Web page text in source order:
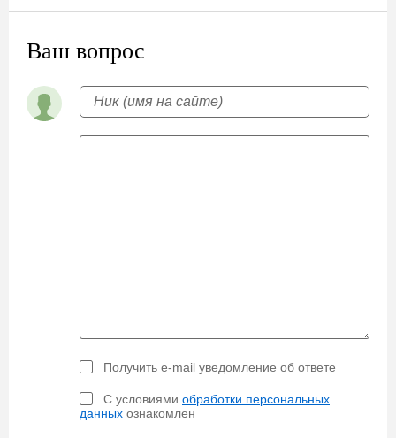
Ваш вопрос
Получить e-mail уведомление об ответе
С условиями обработки персональных
данных ознакомлен